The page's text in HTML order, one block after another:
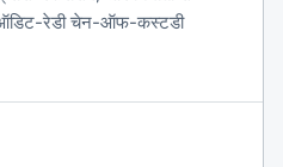
रेडी चेन-ऑफ-कस्टडी